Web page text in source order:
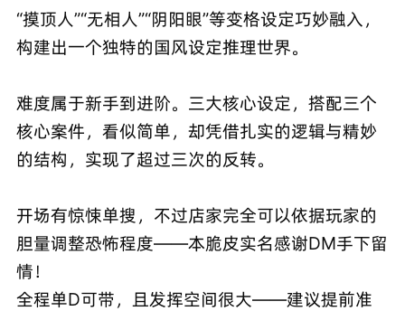
“摸顶人”“无相人”“阴阳眼”等变格设定巧妙融入，
构建出一个独特的国风设定推理世界。
难度属于新手到进阶。三大核心设定，搭配三个
核心案件，看似简单，却凭借扎实的逻辑与精妙
的结构，实现了超过三次的反转。
开场有惊悚单搜，不过店家完全可以依据玩家的
胆量调整恐怖程度——本脆皮实名感谢DM手下留
情！
全程单D可带，且发挥空间很大——建议提前准